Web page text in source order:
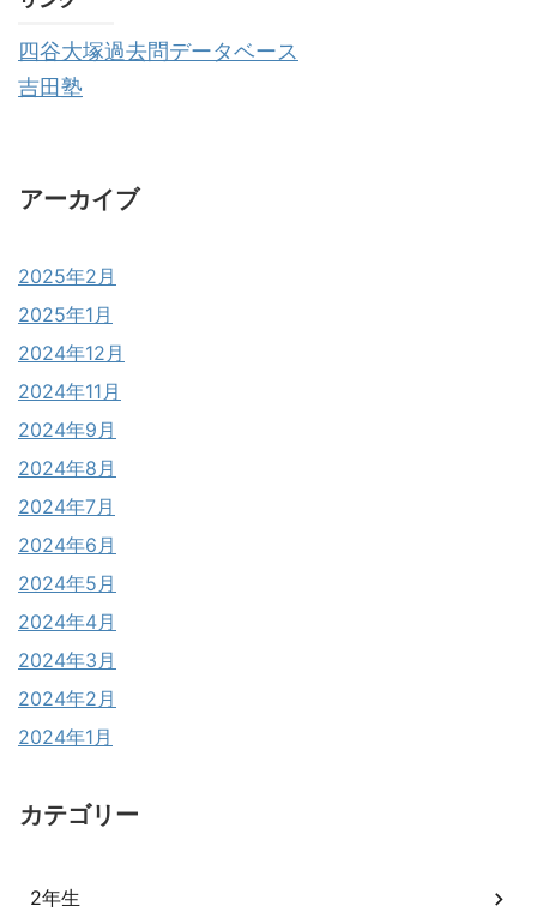
四谷大塚過去問データベース
吉田塾
アーカイブ
2025年2月
2025年1月
2024年12月
2024年11月
2024年9月
2024年8月
2024年7月
2024年6月
2024年5月
2024年4月
2024年3月
2024年2月
2024年1月
カテゴリー
2年生